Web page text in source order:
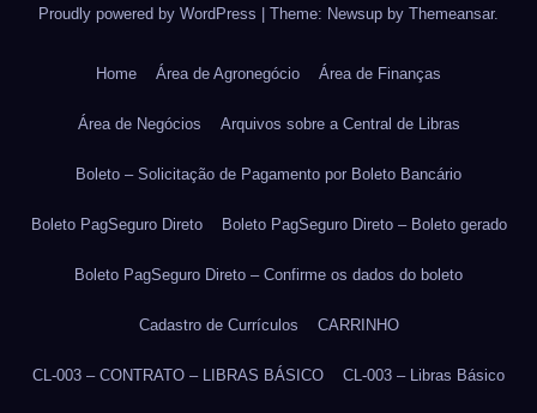
Proudly powered by WordPress Theme: Newsup by Themeansar.
Home Área de Agronegócio Área de Finanças
Área de Negócios Arquivos sobre a Central de Libras
Boleto – Solicitação de Pagamento por Boleto Bancário
Boleto PagSeguro Direto Boleto PagSeguro Direto – Boleto gerado
Boleto PagSeguro Direto – Confirme os dados do boleto
Cadastro de Currículos CARRINHO
CL-003 – CONTRATO – LIBRAS BÁSICO CL-003 – Libras Básico